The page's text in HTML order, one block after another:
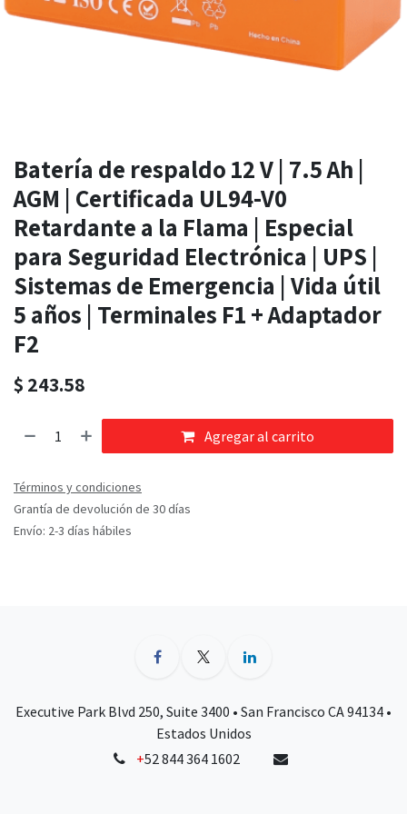
Batería de respaldo 12 V | 7.5 Ah |
AGM | Certificada UL94-V0
Retardante a la Flama | Especial
para Seguridad Electrónica | UPS |
Sistemas de Emergencia | Vida útil
5 años | Terminales F1 + Adaptador
F2
$ 243.58
Agregar al carrito
Términos y condiciones
Grantía de devolución de 30 días
Envío: 2-3 días hábiles
Executive Park Blvd 250, Suite 3400 • San Francisco CA 94134 •
Estados Unidos
+52 844 364 1602